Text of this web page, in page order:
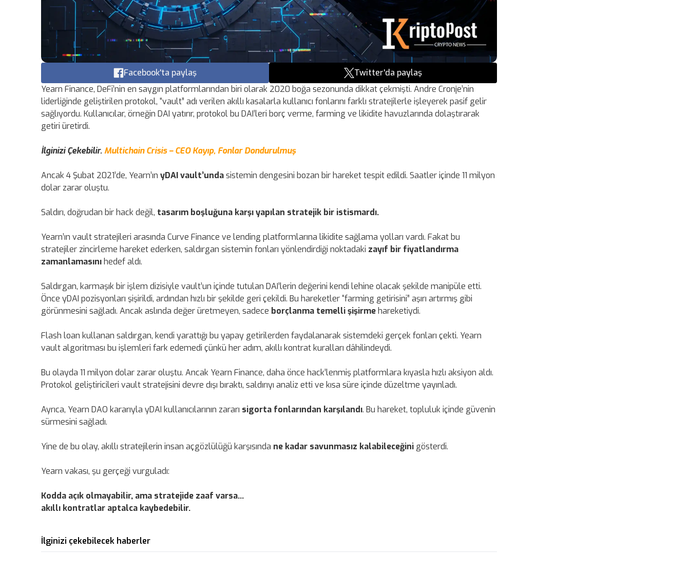
Facebook'ta paylaş
Twitter'da paylaş
Yearn Finance, DeFi’nin en saygın platformlarından biri olarak 2020 boğa sezonunda dikkat çekmişti. Andre Cronje’nin
liderliğinde geliştirilen protokol, “vault” adı verilen akıllı kasalarla kullanıcı fonlarını farklı stratejilerle işleyerek pasif gelir
sağlıyordu. Kullanıcılar, örneğin DAI yatırır, protokol bu DAI’leri borç verme, farming ve likidite havuzlarında dolaştırarak
getiri üretirdi.
İlginizi Çekebilir.Multichain Crisis – CEO Kayıp, Fonlar Dondurulmuş
Ancak 4 Şubat 2021’de, Yearn’ın yDAI vault’undasistemin dengesini bozan bir hareket tespit edildi. Saatler içinde 11 milyon
dolar zarar oluştu.
Saldırı, doğrudan bir hack değil, tasarım boşluğuna karşı yapılan stratejik bir istismardı.
Yearn’ın vault stratejileri arasında Curve Finance ve lending platformlarına likidite sağlama yolları vardı. Fakat bu
stratejiler zincirleme hareket ederken, saldırgan sistemin fonları yönlendirdiği noktadaki zayıf bir fiyatlandırma
zamanlamasınıhedef aldı.
Saldırgan, karmaşık bir işlem dizisiyle vault’un içinde tutulan DAI’lerin değerini kendi lehine olacak şekilde manipüle etti.
Önce yDAI pozisyonları şişirildi, ardından hızlı bir şekilde geri çekildi. Bu hareketler “farming getirisini” aşırı artırmış gibi
görünmesini sağladı. Ancak aslında değer üretmeyen, sadece borçlanma temelli şişirmehareketiydi.
Flash loan kullanan saldırgan, kendi yarattığı bu yapay getirilerden faydalanarak sistemdeki gerçek fonları çekti. Yearn
vault algoritması bu işlemleri fark edemedi çünkü her adım, akıllı kontrat kuralları dâhilindeydi.
Bu olayda 11 milyon dolar zarar oluştu. Ancak Yearn Finance, daha önce hack’lenmiş platformlara kıyasla hızlı aksiyon aldı.
Protokol geliştiricileri vault stratejisini devre dışı bıraktı, saldırıyı analiz etti ve kısa süre içinde düzeltme yayınladı.
Ayrıca, Yearn DAO kararıyla yDAI kullanıcılarının zararı sigorta fonlarından karşılandı. Bu hareket, topluluk içinde güvenin
sürmesini sağladı.
Yine de bu olay, akıllı stratejilerin insan açgözlülüğü karşısında ne kadar savunmasız kalabileceğini gösterdi.
Yearn vakası, şu gerçeği vurguladı:
Kodda açık olmayabilir, ama stratejide zaaf varsa...
akıllı kontratlar aptalca kaybedebilir.
İlginizi çekebilecek haberler